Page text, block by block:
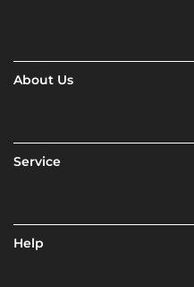
About Us
Service
Help